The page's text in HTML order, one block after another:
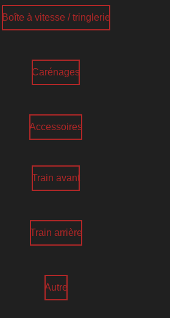
Boîte à vitesse / tringlerie
Carénages
Accessoires
Train avant
Train arrière
Autre